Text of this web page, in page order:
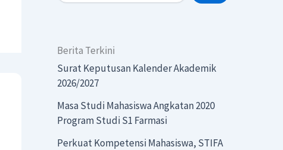
Berita Terkini
Surat Keputusan Kalender Akademik
2026/2027
Masa Studi Mahasiswa Angkatan 2020
Program Studi S1 Farmasi
Perkuat Kompetensi Mahasiswa, STIFA